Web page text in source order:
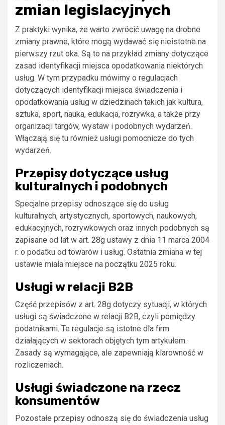
zmian legislacyjnych
Z praktyki wynika, że warto zwrócić uwagę na drobne
zmiany prawne, które mogą wydawać się nieistotne na
pierwszy rzut oka. Są to na przykład zmiany dotyczące
zasad identyfikacji miejsca opodatkowania niektórych
usług. W tym przypadku mówimy o regulacjach
dotyczących identyfikacji miejsca świadczenia i
opodatkowania usług w dziedzinach takich jak kultura,
sztuka, sport, nauka, edukacja, rozrywka, a także przy
organizacji targów, wystaw i podobnych wydarzeń.
Włączają się tu również usługi pomocnicze do tych
wydarzeń.
Przepisy dotyczące usług
kulturalnych i podobnych
Specjalne przepisy odnoszące się do usług
kulturalnych, artystycznych, sportowych, naukowych,
edukacyjnych, rozrywkowych oraz innych podobnych są
zapisane od lat w art. 28g ustawy z dnia 11 marca 2004
r. o podatku od towarów i usług. Ostatnia zmiana w tej
ustawie miała miejsce na początku 2025 roku.
Usługi w relacji B2B
Część przepisów z art. 28g dotyczy sytuacji, w których
usługi są świadczone w relacji B2B, czyli pomiędzy
podatnikami. Te regulacje są istotne dla firm
działających w sektorach objętych tym artykułem.
Zasady są wymagające, ale zapewniają klarowność w
rozliczeniach.
Usługi świadczone na rzecz
konsumentów
Pozostałe przepisy odnoszą się do świadczenia usług